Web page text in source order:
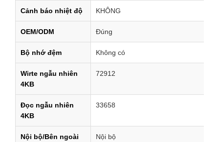
Cảnh báo nhiệt độ KHÔNG
OEM/ODM Đúng
Bộ nhớ đệm Không có
Wirte ngẫu nhiên
4KB
72912
Đọc ngẫu nhiên
4KB
33658
Nội bộ/Bên ngoài Nội bộ